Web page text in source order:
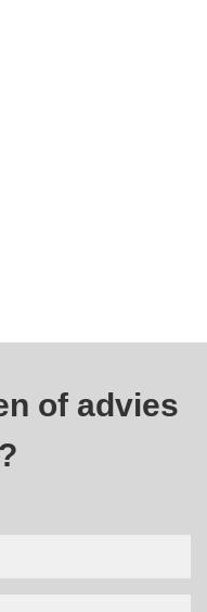
of advies